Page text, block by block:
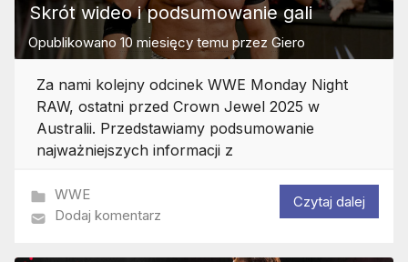
Skrót wideo i podsumowanie gali
Opublikowano 10 miesięcy temu przez Giero
Za nami kolejny odcinek WWE Monday Night
RAW, ostatni przed Crown Jewel 2025 w
Australii. Przedstawiamy podsumowanie
najważniejszych informacji z
WWE
Dodaj komentarz
Czytaj dalej